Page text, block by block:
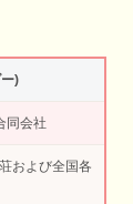
)
同会社
および全国各